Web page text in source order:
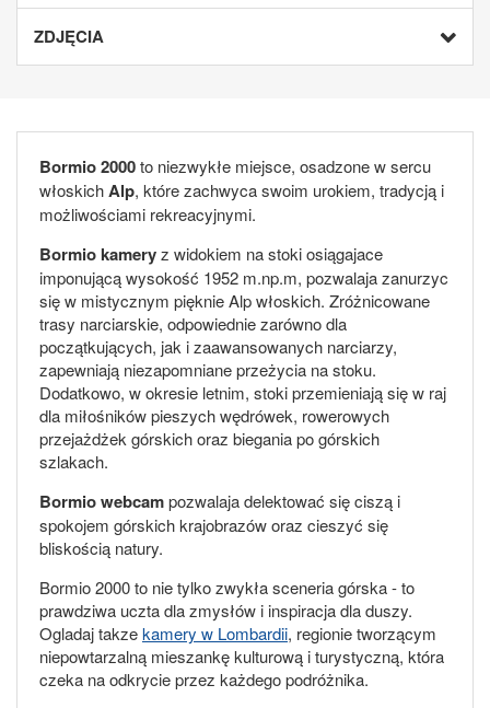
ZDJĘCIA
Bormio 2000to niezwykłe miejsce, osadzone w sercu
włoskichAlp, które zachwyca swoim urokiem, tradycją i
możliwościami rekreacyjnymi.
Bormio kameryz widokiem na stoki osiągajace
imponującą wysokość 1952 m.np.m, pozwalaja zanurzyc
się w mistycznym pięknie Alp włoskich. Zróżnicowane
trasy narciarskie, odpowiednie zarówno dla
początkujących, jak i zaawansowanych narciarzy,
zapewniają niezapomniane przeżycia na stoku.
Dodatkowo, w okresie letnim, stoki przemieniają się w raj
dla miłośników pieszych wędrówek, rowerowych
przejażdżek górskich oraz biegania po górskich
szlakach.
Bormio webcampozwalaja delektować się ciszą i
spokojem górskich krajobrazów oraz cieszyć się
bliskością natury.
Bormio 2000 to nie tylko zwykła sceneria górska - to
prawdziwa uczta dla zmysłów i inspiracja dla duszy.
Ogladaj takzekamery w Lombardii, regionie tworzącym
niepowtarzalną mieszankę kulturową i turystyczną, która
czeka na odkrycie przez każdego podróżnika.